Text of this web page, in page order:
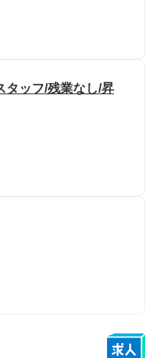
タッフ/残業なし/昇